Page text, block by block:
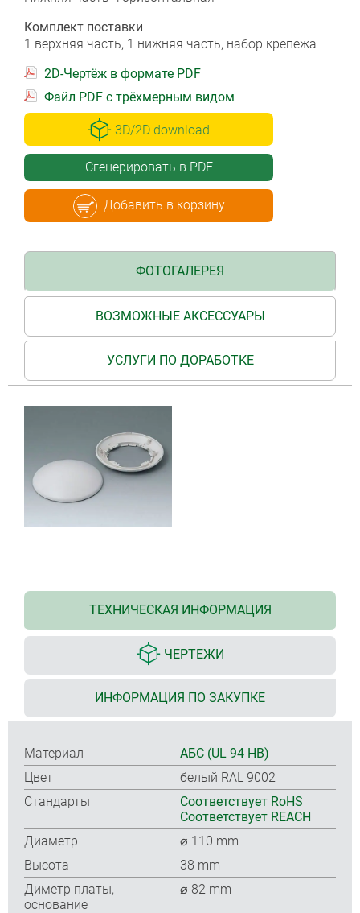
Комплект поставки
1 верхняя часть, 1 нижняя часть, набор крепежа
2D-Чертёж в формате PDF
Файл PDF с трёхмерным видом
3D/2D download
Сгенерировать в PDF
Добавить в корзину
ФОТОГАЛЕРЕЯ
ВОЗМОЖНЫЕ АКСЕССУАРЫ
УСЛУГИ ПО ДОРАБОТКЕ
ТЕХНИЧЕСКАЯ ИНФОРМАЦИЯ
ЧЕРТЕЖИ
ИНФОРМАЦИЯ ПО ЗАКУПКЕ
Материал
АБС (UL 94 HB)
Цвет
белый RAL 9002
Стандарты
Соответствует RoHS
Соответствует REACH
Диаметр
⌀ 110 mm
Высота
38 mm
Диметр платы,
основание
⌀ 82 mm